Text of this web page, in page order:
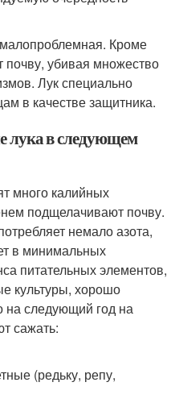
Кроме
почву, убивая множество
Лук специально
в качестве защитника.
лука в следующем
много калийных
подщелачивают почву.
немало азота,
в минимальных
питательных элементов,
культуры, хорошо
на следующий год на
сажать:
(редьку, репу,